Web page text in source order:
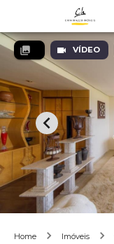
VÍDEO
Home Imóveis